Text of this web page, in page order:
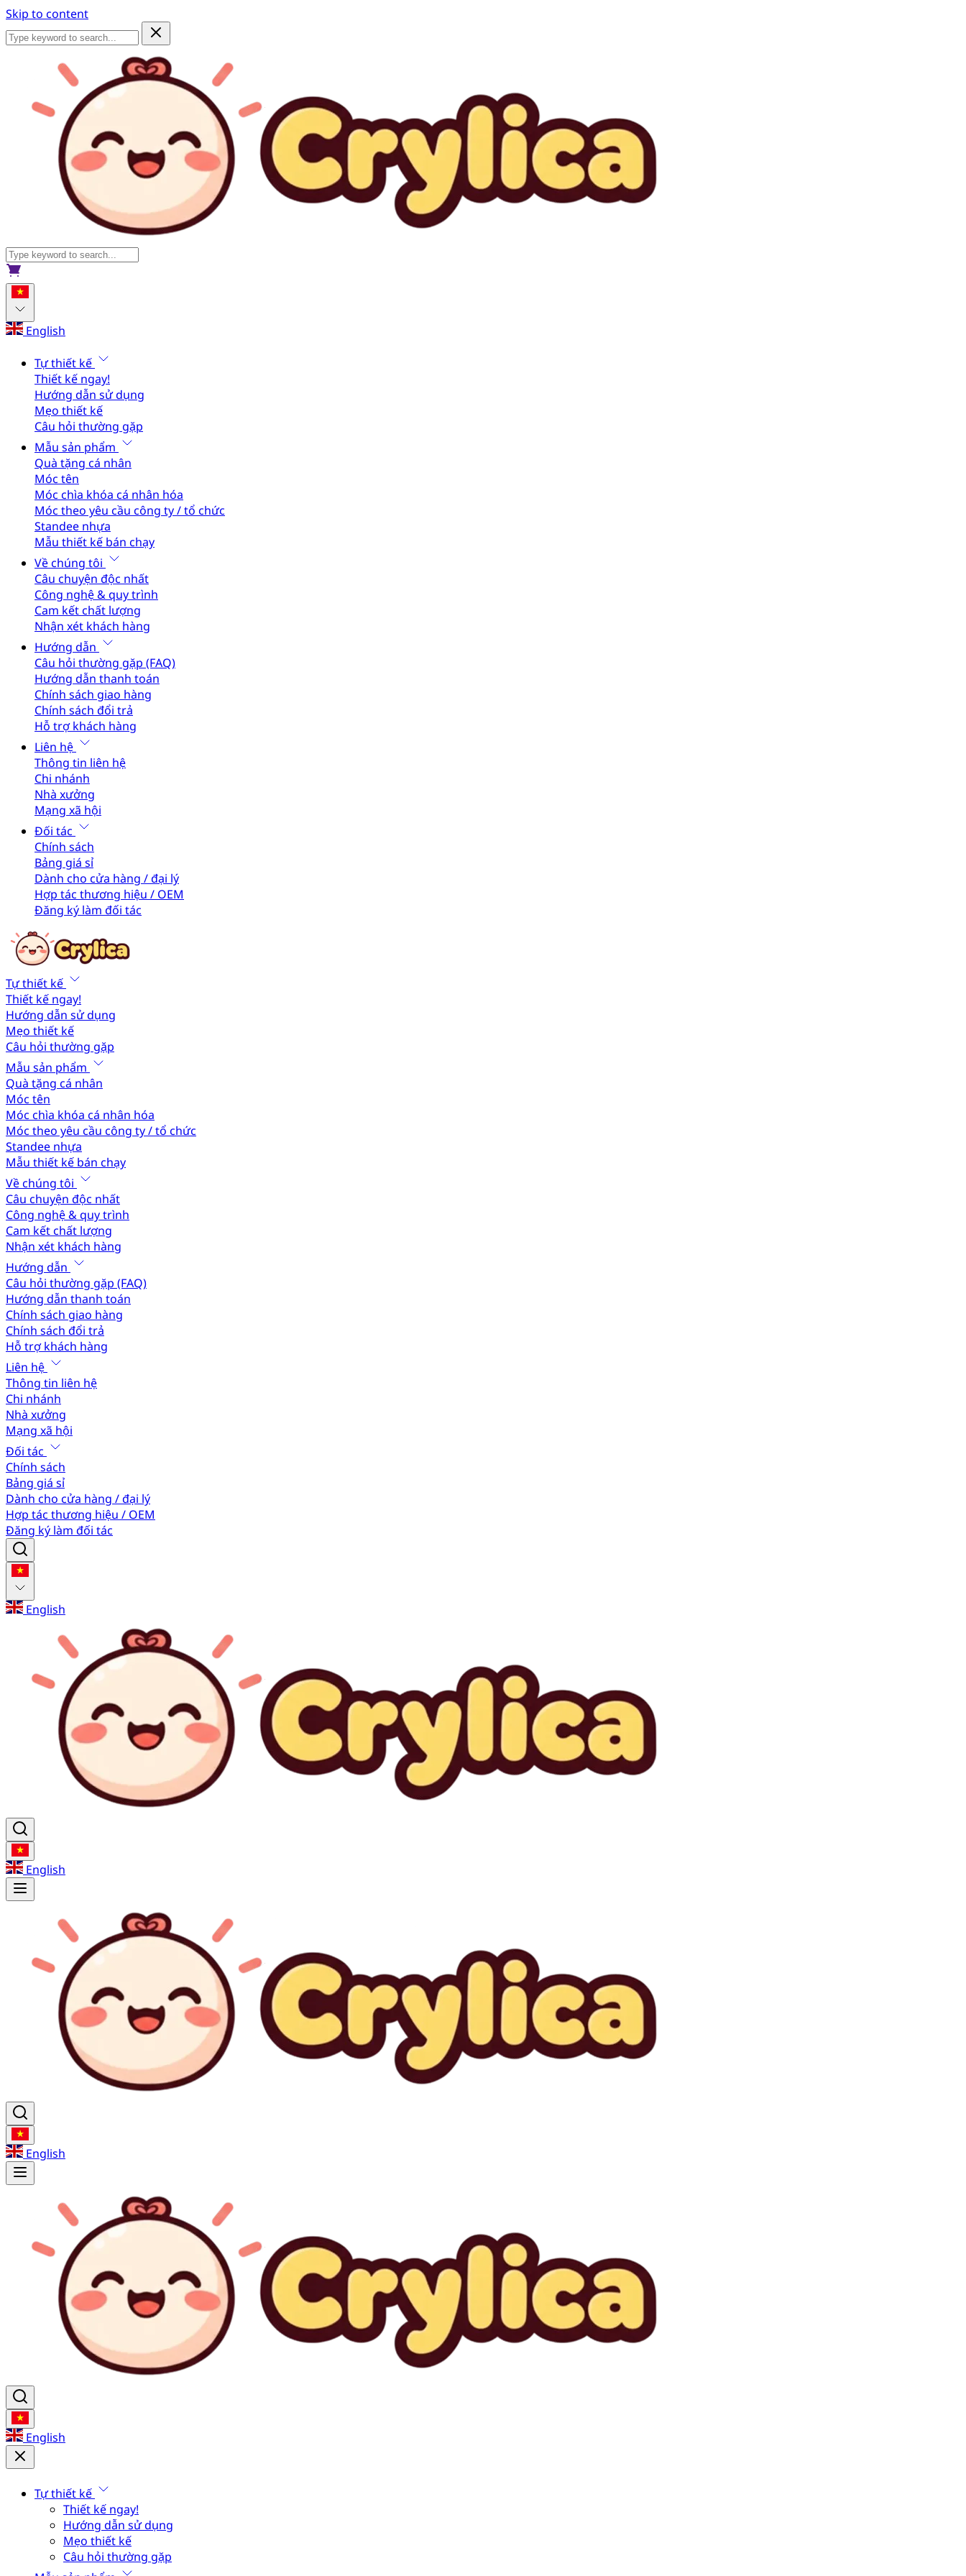
Skip to content
English
Tự thiết kế
Thiết kế ngay!
Hướng dẫn sử dụng
Mẹo thiết kế
Câu hỏi thường gặp
Mẫu sản phẩm
Quà tặng cá nhân
Móc tên
Móc chìa khóa cá nhân hóa
Móc theo yêu cầu công ty / tổ chức
Standee nhựa
Mẫu thiết kế bán chạy
Về chúng tôi
Câu chuyện độc nhất
Công nghệ & quy trình
Cam kết chất lượng
Nhận xét khách hàng
Hướng dẫn
Câu hỏi thường gặp (FAQ)
Hướng dẫn thanh toán
Chính sách giao hàng
Chính sách đổi trả
Hỗ trợ khách hàng
Liên hệ
Thông tin liên hệ
Chi nhánh
Nhà xưởng
Mạng xã hội
Đối tác
Chính sách
Bảng giá sỉ
Dành cho cửa hàng / đại lý
Hợp tác thương hiệu / OEM
Đăng ký làm đối tác
Tự thiết kế
Thiết kế ngay!
Hướng dẫn sử dụng
Mẹo thiết kế
Câu hỏi thường gặp
Mẫu sản phẩm
Quà tặng cá nhân
Móc tên
Móc chìa khóa cá nhân hóa
Móc theo yêu cầu công ty / tổ chức
Standee nhựa
Mẫu thiết kế bán chạy
Về chúng tôi
Câu chuyện độc nhất
Công nghệ & quy trình
Cam kết chất lượng
Nhận xét khách hàng
Hướng dẫn
Câu hỏi thường gặp (FAQ)
Hướng dẫn thanh toán
Chính sách giao hàng
Chính sách đổi trả
Hỗ trợ khách hàng
Liên hệ
Thông tin liên hệ
Chi nhánh
Nhà xưởng
Mạng xã hội
Đối tác
Chính sách
Bảng giá sỉ
Dành cho cửa hàng / đại lý
Hợp tác thương hiệu / OEM
Đăng ký làm đối tác
English
English
English
English
Tự thiết kế
Thiết kế ngay!
Hướng dẫn sử dụng
Mẹo thiết kế
Câu hỏi thường gặp